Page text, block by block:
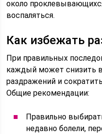
около
воспаляться.
Как избежать
При правильных
каждый может снизить
раздражений и
Общие рекомендации:
Правильно
недавно болели,